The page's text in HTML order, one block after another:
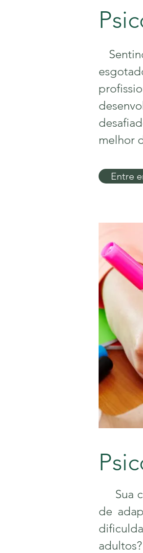
melhor
Entre
Sua
de